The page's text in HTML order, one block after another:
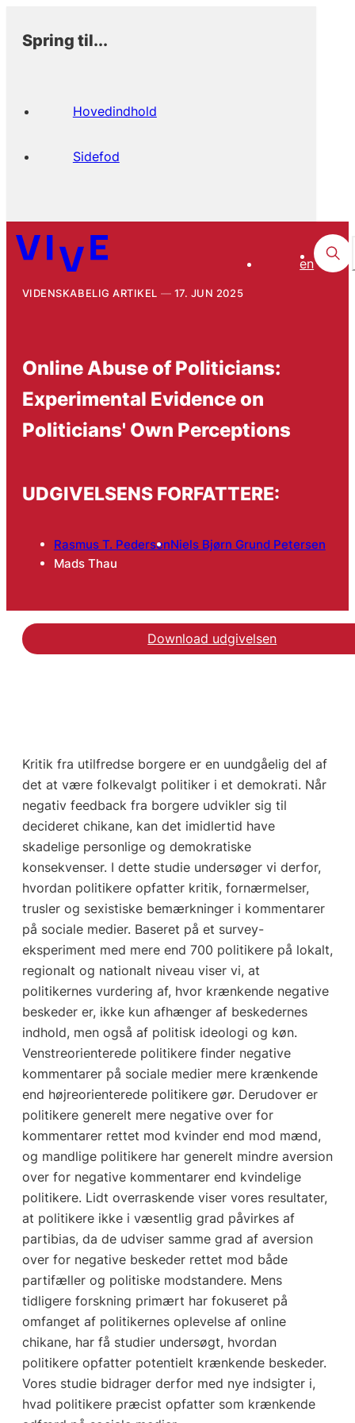
Spring til...
Hovedindhold
Sidefod
en
VIDENSKABELIG ARTIKEL 17. JUN 2025
Online Abuse of Politicians:
Experimental Evidence on
Politicians' Own Perceptions
UDGIVELSENS FORFATTERE:
Rasmus T. PedersenNiels Bjørn Grund Petersen
Mads Thau
Download udgivelsen
Kritik fra utilfredse borgere er en uundgåelig del af
det at være folkevalgt politiker i et demokrati. Når
negativ feedback fra borgere udvikler sig til
decideret chikane, kan det imidlertid have
skadelige personlige og demokratiske
konsekvenser. I dette studie undersøger vi derfor,
hvordan politikere opfatter kritik, fornærmelser,
trusler og sexistiske bemærkninger i kommentarer
på sociale medier. Baseret på et survey-
eksperiment med mere end 700 politikere på lokalt,
regionalt og nationalt niveau viser vi, at
politikernes vurdering af, hvor krænkende negative
beskeder er, ikke kun afhænger af beskedernes
indhold, men også af politisk ideologi og køn.
Venstreorienterede politikere finder negative
kommentarer på sociale medier mere krænkende
end højreorienterede politikere gør. Derudover er
politikere generelt mere negative over for
kommentarer rettet mod kvinder end mod mænd,
og mandlige politikere har generelt mindre aversion
over for negative kommentarer end kvindelige
politikere. Lidt overraskende viser vores resultater,
at politikere ikke i væsentlig grad påvirkes af
partibias, da de udviser samme grad af aversion
over for negative beskeder rettet mod både
partifæller og politiske modstandere. Mens
tidligere forskning primært har fokuseret på
omfanget af politikernes oplevelse af online
chikane, har få studier undersøgt, hvordan
politikere opfatter potentielt krænkende beskeder.
Vores studie bidrager derfor med nye indsigter i,
hvad politikere præcist opfatter som krænkende